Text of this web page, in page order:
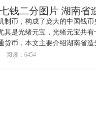
钱二分图片 湖南省
币，构成了庞大的中国钱币
其是光绪元宝，光绪元宝共
货币，本文主要介绍湖南省造
阅读：6454